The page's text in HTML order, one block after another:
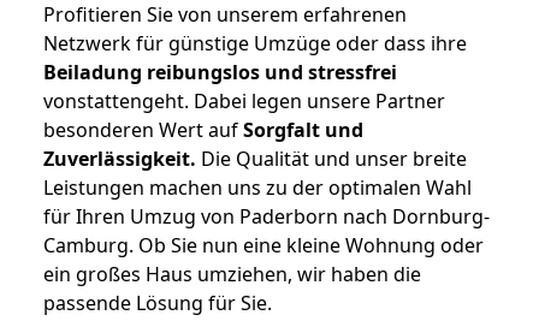
Profitieren Sie von unserem erfahrenen
Netzwerk für günstige Umzüge oder dass ihre
Beiladung reibungslos und stressfrei
vonstattengeht. Dabei legen unsere Partner
besonderen Wert aufSorgfalt und
Zuverlässigkeit. Die Qualität und unser breite
Leistungen machen uns zu der optimalen Wahl
für Ihren Umzug von Paderborn nach Dornburg-
Camburg. Ob Sie nun eine kleine Wohnung oder
ein großes Haus umziehen, wir haben die
passende Lösung für Sie.